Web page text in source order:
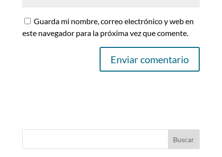
Guarda mi nombre, correo electrónico y web en
este navegador para la próxima vez que comente.
Buscar